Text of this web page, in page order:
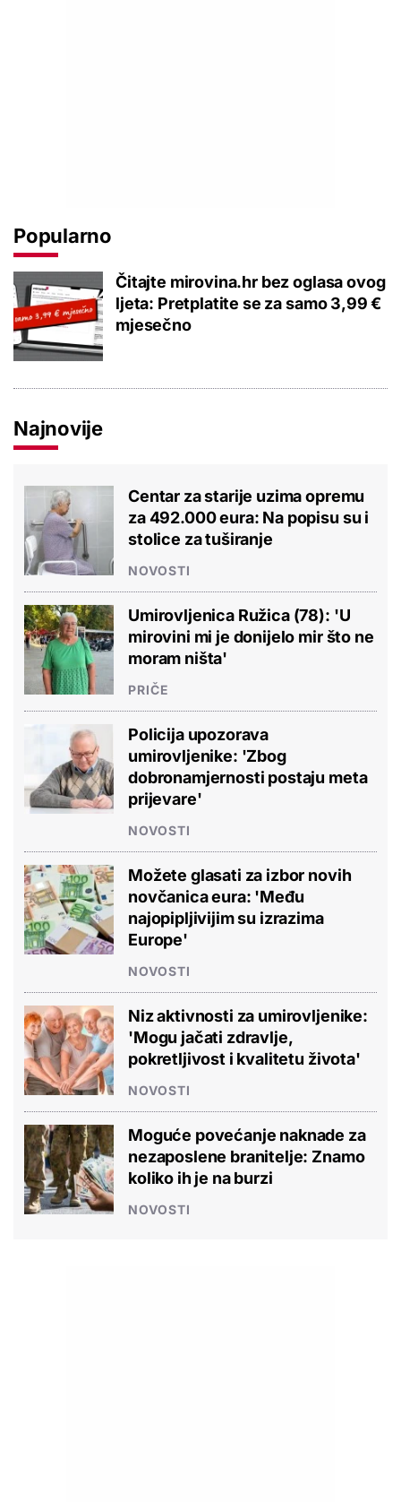
Popularno
Čitajte mirovina.hr bez oglasa ovog
ljeta: Pretplatite se za samo 3,99 €
mjesečno
Najnovije
Centar za starije uzima opremu
za 492.000 eura: Na popisu su i
stolice za tuširanje
NOVOSTI
Umirovljenica Ružica (78): 'U
mirovini mi je donijelo mir što ne
moram ništa'
PRIČE
Policija upozorava
umirovljenike: 'Zbog
dobronamjernosti postaju meta
prijevare'
NOVOSTI
Možete glasati za izbor novih
novčanica eura: 'Među
najopipljivijim su izrazima
Europe'
NOVOSTI
Niz aktivnosti za umirovljenike:
'Mogu jačati zdravlje,
pokretljivost i kvalitetu života'
NOVOSTI
Moguće povećanje naknade za
nezaposlene branitelje: Znamo
koliko ih je na burzi
NOVOSTI